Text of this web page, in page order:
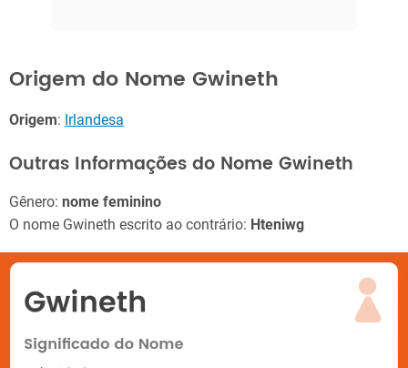
Origem do Nome Gwineth
Origem: Irlandesa
Outras Informações do Nome Gwineth
Gênero: nome feminino
O nome Gwineth escrito ao contrário: Hteniwg